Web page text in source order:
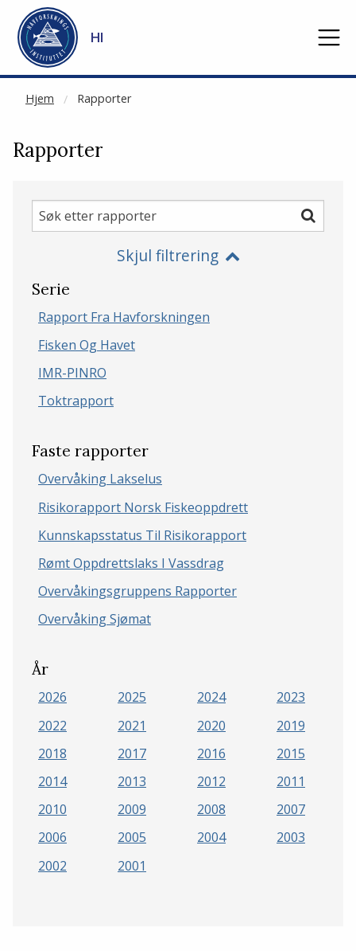
Gå til hovedinnhold
HI
Hjem Rapporter
NOT CACHED
Rapporter
Søk
etter
Søk
Skjul filtrering
Serie
Rapport Fra Havforskningen
Fisken Og Havet
IMR-PINRO
Toktrapport
Faste rapporter
Overvåking Lakselus
Risikorapport Norsk Fiskeoppdrett
Kunnskapsstatus Til Risikorapport
Rømt Oppdrettslaks I Vassdrag
Overvåkingsgruppens Rapporter
Overvåking Sjømat
År
2026 2025 2024
2023
2022
2021 2020
2019
2018
2017 2016
2015
2014
2013 2012
2011
2010
2009 2008
2007
2006
2005 2004
2003
2002
2001